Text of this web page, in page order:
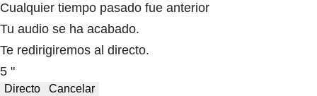
Cualquier tiempo pasado fue anterior
Tu audio se ha acabado.
Te redirigiremos al directo.
5 "
Directo Cancelar